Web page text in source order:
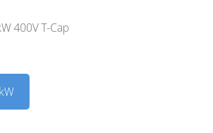
400V T-Cap